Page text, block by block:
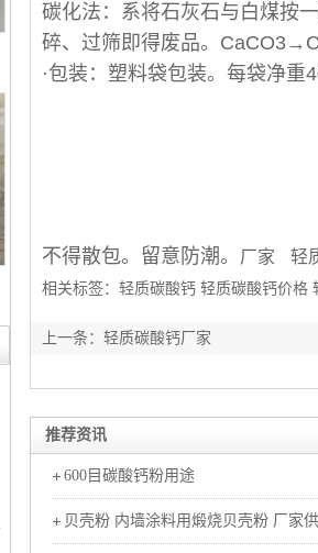
碳化法：系将石灰石与白煤按
碎、过筛即得废品。
·包装：塑料袋包装。每袋净
不得散包。留意防潮。 厂家 轻
相关标签： 轻质碳酸钙 轻质碳酸钙价格
上一条： 轻质碳酸钙厂家
推荐资讯
600目碳酸钙粉用途
贝壳粉 内墙涂料用煅烧贝壳粉 厂家